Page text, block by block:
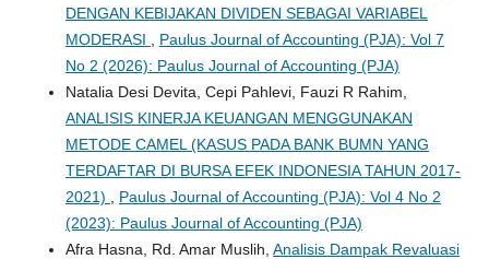
DENGAN KEBIJAKAN DIVIDEN SEBAGAI VARIABEL
MODERASI
Paulus Journal of Accounting (PJA): Vol 7
No 2 (2026): Paulus Journal of Accounting (PJA)
Natalia Desi Devita, Cepi Pahlevi, Fauzi R Rahim,
ANALISIS KINERJA KEUANGAN MENGGUNAKAN
METODE CAMEL (KASUS PADA BANK BUMN YANG
TERDAFTAR DI BURSA EFEK INDONESIA TAHUN 2017-
2021)
Paulus Journal of Accounting (PJA): Vol 4 No 2
(2023): Paulus Journal of Accounting (PJA)
Afra Hasna, Rd. Amar Muslih, Analisis Dampak Revaluasi